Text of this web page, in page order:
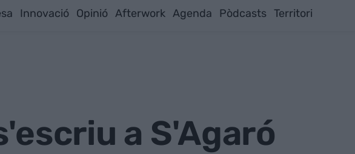
Innovació Opinió Afterwork Agenda Pòdcasts Territori
a S'Agaró